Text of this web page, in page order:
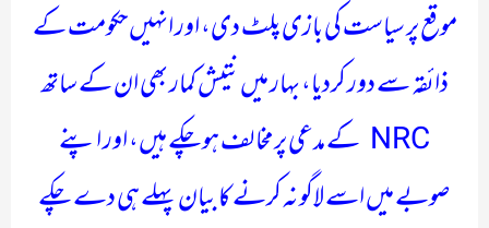
موقع پر سیاست کی بازی پلٹ دی، اور انہیں حکومت کے
ذائقہ سے دور کردیا، بہار میں نتیش کمار بھی ان کے ساتھ
NRC کے مدعی پر مخالف ہوچکے ہیں، اور اپنے
صوبے میں اسے لاگو نہ کرنے کا بیان پہلے ہی دے چکے